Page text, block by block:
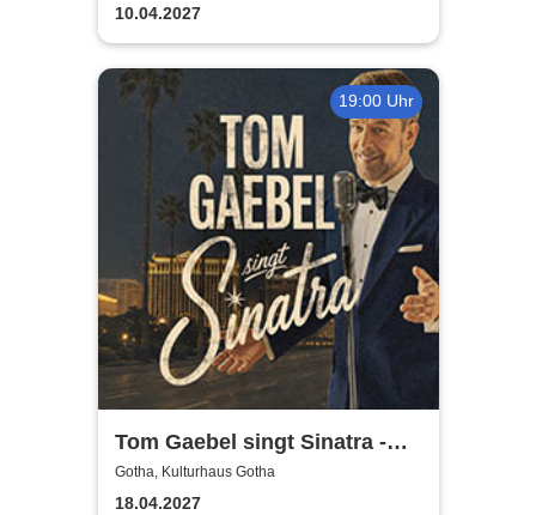
Krimidinner
10.04.2027
19:00 Uhr
Tom Gaebel singt Sinatra -
Tour 2027
Gotha, Kulturhaus Gotha
18.04.2027